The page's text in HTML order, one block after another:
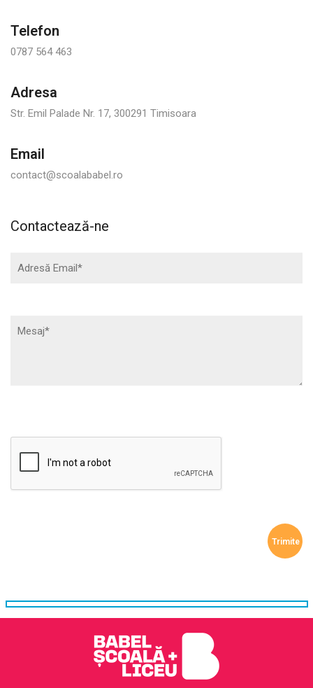
Telefon
0787 564 463
Adresa
Str. Emil Palade Nr. 17, 300291 Timisoara
Email
contact@scoalababel.ro
Contactează-ne